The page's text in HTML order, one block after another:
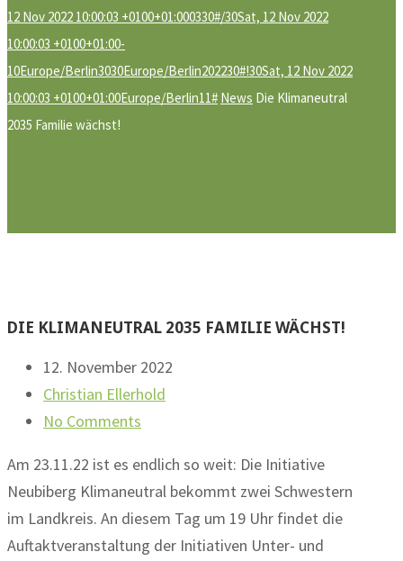
12 Nov 2022 10:00:03 +0100+01:000330#/30Sat, 12 Nov 2022
10:00:03 +0100+01:00-
10Europe/Berlin3030Europe/Berlin202230#!30Sat, 12 Nov 2022
10:00:03 +0100+01:00Europe/Berlin11# News Die Klimaneutral
2035 Familie wächst!
DIE KLIMANEUTRAL 2035 FAMILIE WÄCHST!
12. November 2022
Christian Ellerhold
No Comments
Am 23.11.22 ist es endlich so weit: Die Initiative
Neubiberg Klimaneutral bekommt zwei Schwestern
im Landkreis. An diesem Tag um 19 Uhr findet die
Auftaktveranstaltung der Initiativen Unter- und